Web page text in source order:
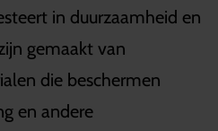
in duurzaamheid en
gemaakt van
die beschermen
en andere